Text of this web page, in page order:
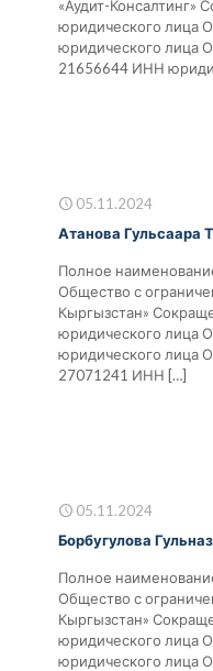
«Аудит-Консалтинг»
юридического лица
юридического лица
21656644 ИНН
05.11.2024
Атанова Гульсаара
Полное
Общество с
Кыргызстан»
юридического лица
юридического лица
27071241 ИНН […]
05.11.2024
Борбугулова
Полное
Общество с
Кыргызстан»
юридического лица
юридического лица